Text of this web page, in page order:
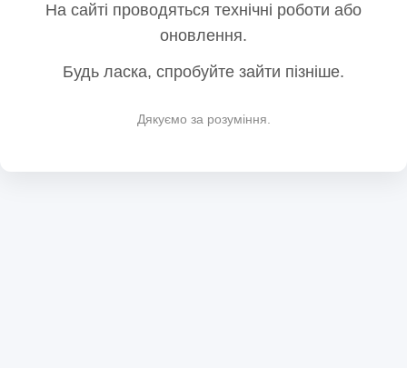
На сайті проводяться технічні роботи або
оновлення.
Будь ласка, спробуйте зайти пізніше.
Дякуємо за розуміння.